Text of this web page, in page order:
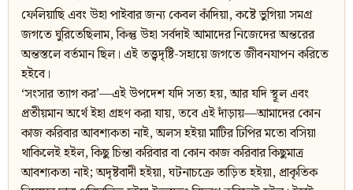
ফেলিয়াছি এবং উহা পাইবার জন্য কেবল কাঁদিয়া, কষ্টে ভুগিয়া সমগ্র
জগতে ঘুরিতেছিলাম, কিন্তু উহা সর্বদাই আমাদের নিজেদের অন্তরের
অন্তস্তলে বর্তমান ছিল। এই তত্ত্বদৃষ্টি-সহায়ে জগতে জীবনযাপন করিতে
হইবে।
‘সংসার ত্যাগ কর’—এই উপদেশ যদি সত্য হয়, আর যদি স্থূল এবং
প্রতীয়মান অর্থে ইহা গ্রহণ করা যায়, তবে এই দাঁড়ায়—আমাদের কোন
কাজ করিবার আবশ্যকতা নাই, অলস হইয়া মাটির ঢিপির মতো বসিয়া
থাকিলেই হইল, কিছু চিন্তা করিবার বা কোন কাজ করিবার কিছুমাত্র
আবশ্যকতা নাই; অদৃষ্টবাদী হইয়া, ঘটনাচক্রে তাড়িত হইয়া, প্রাকৃতিক